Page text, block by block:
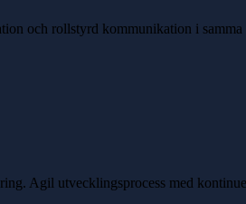
och rollstyrd kommunikation i
Agil utvecklingsprocess med